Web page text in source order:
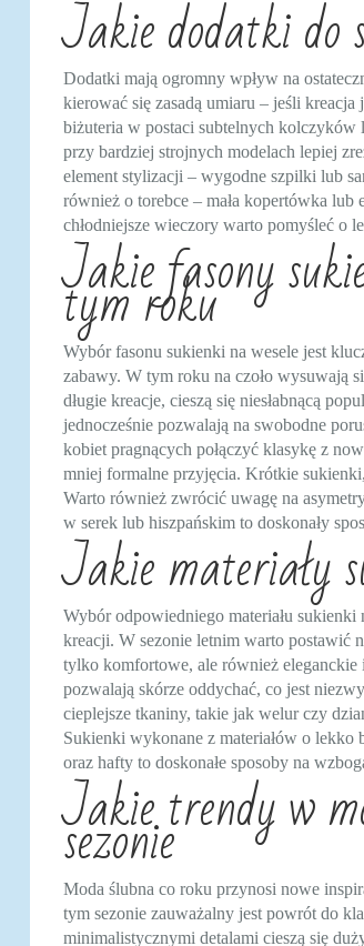
Jakie dodatki do
Dodatki mają ogromny wpływ na
kierować się zasadą umiaru – jeśli
biżuteria w postaci subtelnych kolczyków
przy bardziej strojnych modelach lepiej
element stylizacji – wygodne szpilki lub
również o torebce – mała kopertówka
chłodniejsze wieczory warto pomyśleć o
Jakie fasony
tym roku
Wybór fasonu sukienki na wesele jest
zabawy. W tym roku na czoło wysuwają
długie kreacje, cieszą się niesłabnącą
jednocześnie pozwalają na swobodne
kobiet pragnących połączyć klasykę z
mniej formalne przyjęcia. Krótkie
Warto również zwrócić uwagę na
w serek lub hiszpańskim to doskonały
Jakie materiały
Wybór odpowiedniego materiału
kreacji. W sezonie letnim warto postawić
tylko komfortowe, ale również eleganckie
pozwalają skórze oddychać, co jest
cieplejsze tkaniny, takie jak welur czy
Sukienki wykonane z materiałów o lekko
oraz hafty to doskonałe sposoby na
Jakie trendy w
sezonie
Moda ślubna co roku przynosi nowe
tym sezonie zauważalny jest powrót do
minimalistycznymi detalami cieszą się